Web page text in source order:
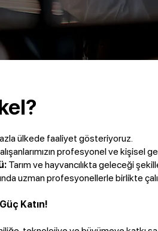
ülkede faaliyet gösteriyoruz.
profesyonel ve kişisel
Tarım ve hayvancılıkta geleceği
uzman profesyonellerle birlikte
Katın!